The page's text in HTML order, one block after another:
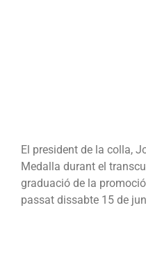
El president de la colla,
Medalla durant el
graduació de la
passat dissabte 15 de